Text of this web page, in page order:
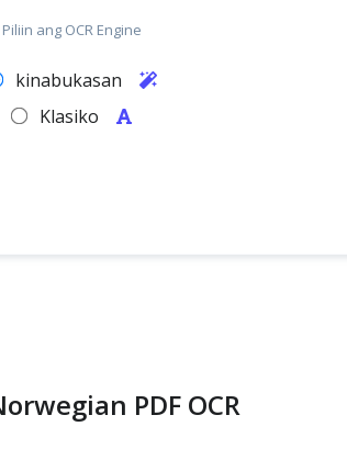
Piliin ang OCR Engine
kinabukasan
Klasiko
PDF OCR